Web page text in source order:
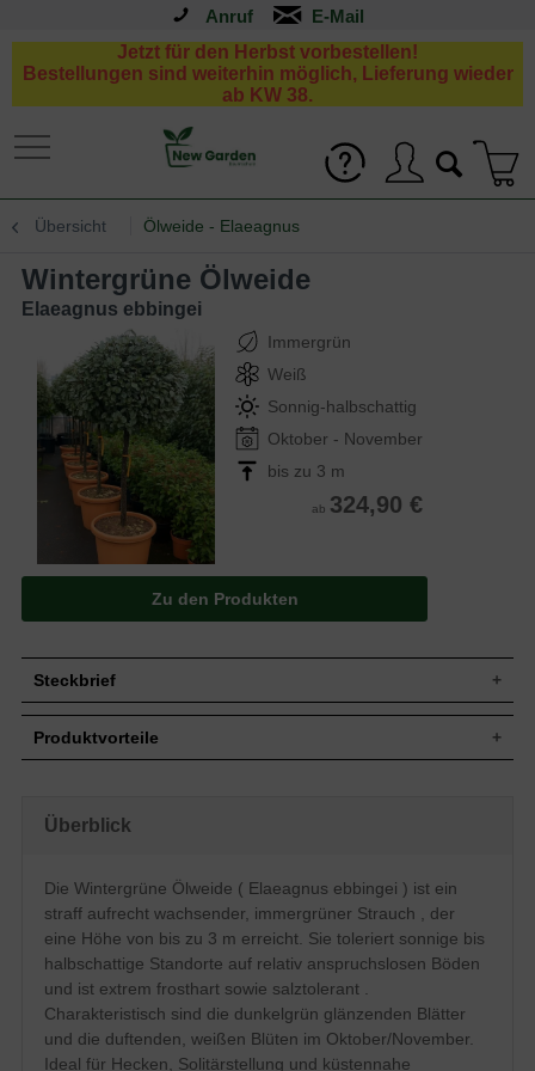
Anruf
Jetzt für den Herbst vorbestellen!
Bestellungen sind weiterhin möglich, Lieferung wieder
ab KW 38.
Übersicht Ölweide - Elaeagnus
Wintergrüne Ölweide
Elaeagnus ebbingei
Immergrün
Weiß
Sonnig-halbschattig
Oktober - November
bis zu 3 m
ab 324,90 €
Zu den Produkten
Steckbrief
Zuwachs
Wuchsform
Frucht
Fruchtlos
Blüte
Weiß, unauffällig, duftend, Oktober/
November
Blütezeit
Oktober - November
Boden
relativ anspruchslos, toleriert sauren bis
alkalischen Untergrund
Standort
Sonnig bis halbschattig
Produktvorteile
extrem robust und anspruchslos
sehr schnittverträglich
optimal für küstennahe
Bepflanzung (salztolerant)
geringer Jahreszuwachs
Überblick
Die Wintergrüne Ölweide ( Elaeagnus ebbingei ) ist ein
straff aufrecht wachsender, immergrüner Strauch , der
eine Höhe von bis zu 3 m erreicht. Sie toleriert sonnige bis
halbschattige Standorte auf relativ anspruchslosen Böden
und ist extrem frosthart sowie salztolerant .
Charakteristisch sind die dunkelgrün glänzenden Blätter
und die duftenden, weißen Blüten im Oktober/November.
Ideal für Hecken, Solitärstellung und küstennahe